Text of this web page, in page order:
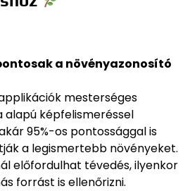
a növényazonosító
mesterséges
alapú képfelismeréssel
95%-os pontossággal is
a legismertebb növényeket.
előfordulhat tévedés, ilyenkor
forrást is ellenőrizni.